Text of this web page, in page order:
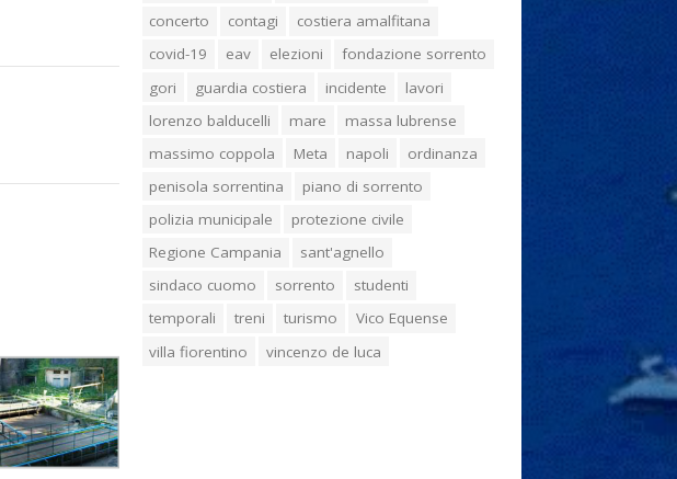
concerto
contagi
costiera amalfitana
covid-19
eav elezioni
fondazione sorrento
gori
guardia costiera incidente
lavori
lorenzo balducelli
mare
massa lubrense
massimo coppola
Meta napoli
ordinanza
penisola sorrentina
piano di sorrento
polizia municipale
protezione civile
Regione Campania
sant'agnello
sindaco cuomo
sorrento
studenti
temporali
treni turismo
Vico Equense
villa fiorentino
vincenzo de luca